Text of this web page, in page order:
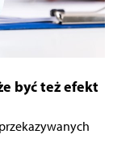
być też efekt